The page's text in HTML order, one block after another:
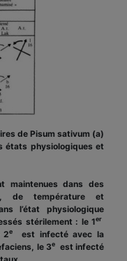
de Pisum sativum (a)
états physiologiques et
maintenues dans des
de température et
l’état physiologique
stérilement : le 1er
2e
est infecté avec la
le 3eest infecté